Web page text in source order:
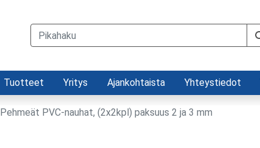
Tuotteet Yritys Ajankohtaista Yhteystiedot
Pehmeät PVC-nauhat, (2x2kpl) paksuus 2 ja 3 mm